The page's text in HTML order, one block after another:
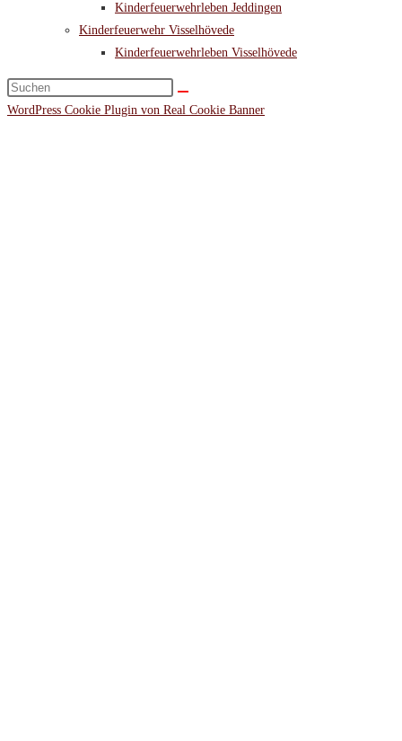
Kinderfeuerwehrleben Jeddingen
Kinderfeuerwehr Visselhövede
Kinderfeuerwehrleben Visselhövede
Diese
Website
WordPress Cookie Plugin von Real Cookie Banner